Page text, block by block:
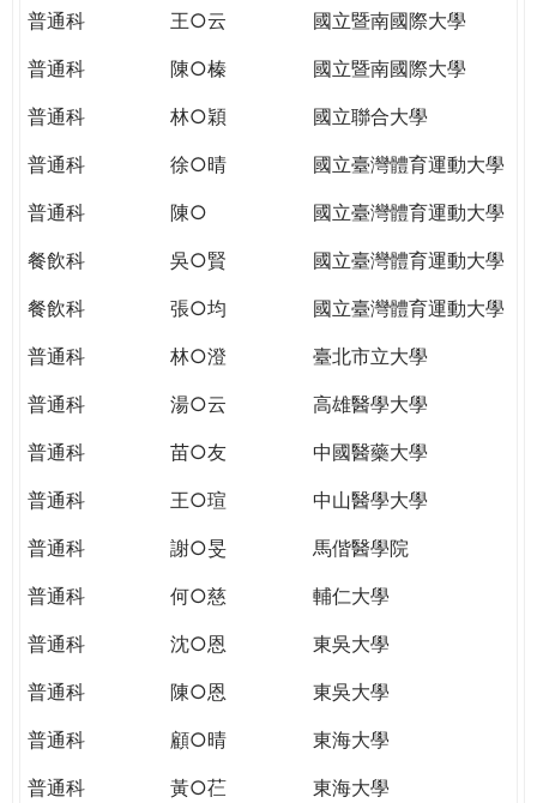
WORLD
PUTTING
YOU
THE
CITIZENSHIP
普通科
王○云
國立暨南國際大學
普通科
陳○榛
國立暨南國際大學
普通科
林○穎
國立聯合大學
普通科
徐○晴
國立臺灣體育運動大學
普通科
陳○
國立臺灣體育運動大學
餐飲科
吳○賢
國立臺灣體育運動大學
餐飲科
張○均
國立臺灣體育運動大學
普通科
林○澄
臺北市立大學
普通科
湯○云
高雄醫學大學
普通科
苗○友
中國醫藥大學
普通科
王○瑄
中山醫學大學
普通科
謝○旻
馬偕醫學院
普通科
何○慈
輔仁大學
普通科
沈○恩
東吳大學
普通科
陳○恩
東吳大學
普通科
顧○晴
東海大學
普通科
黃○芢
東海大學